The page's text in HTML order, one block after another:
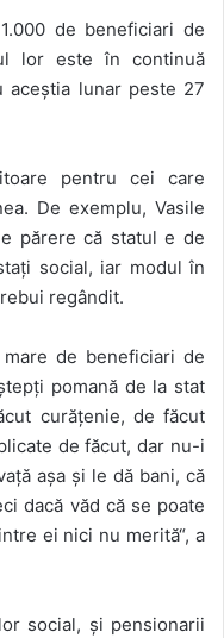
de beneficiari de
lor este în continuă
aceștia lunar peste 27
pentru cei care
De exemplu, Vasile
părere că statul e de
social, iar modul în
regândit.
de beneficiari de
pomană de la stat
curățenie, de făcut
de făcut, dar nu-i
așa și le dă bani, că
dacă văd că se poate
ei nici nu merită“, a
social, și pensionarii